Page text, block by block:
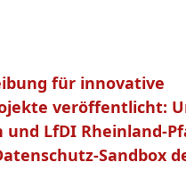
für innovative
veröffentlicht:
und LfDI Rheinland-
Sandbox